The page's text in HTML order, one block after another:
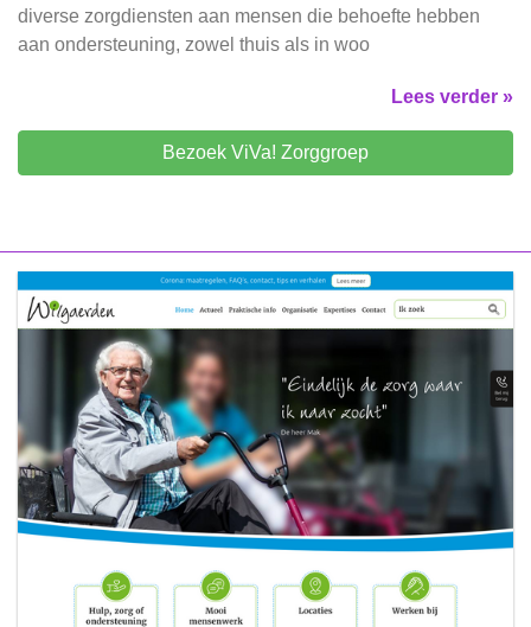
diverse zorgdiensten aan mensen die behoefte hebben
aan ondersteuning, zowel thuis als in woo
Lees verder »
Bezoek ViVa! Zorggroep